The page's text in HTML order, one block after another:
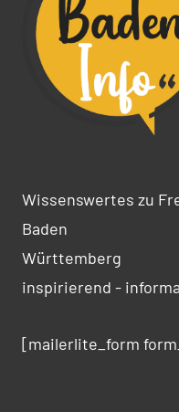
Wissenswertes zu
Baden
Württemberg
inspirierend -
[mailerlite_form